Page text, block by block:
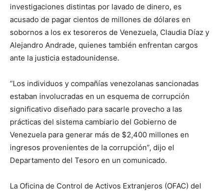
investigaciones distintas por lavado de dinero, es
acusado de pagar cientos de millones de dólares en
sobornos a los ex tesoreros de Venezuela, Claudia Díaz y
Alejandro Andrade, quienes también enfrentan cargos
ante la justicia estadounidense.
“Los individuos y compañías venezolanas sancionadas
estaban involucradas en un esquema de corrupción
significativo diseñado para sacarle provecho a las
prácticas del sistema cambiario del Gobierno de
Venezuela para generar más de $2,400 millones en
ingresos provenientes de la corrupción”, dijo el
Departamento del Tesoro en un comunicado.
La Oficina de Control de Activos Extranjeros (OFAC) del